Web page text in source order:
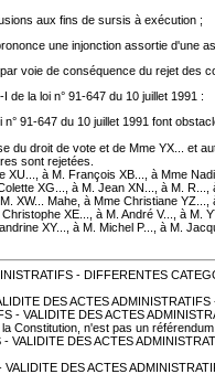
aux fins de sursis à exécution ;
une injonction assortie d'une
voie de conséquence du rejet des
de la loi n° 91-647 du 10 juillet 1991 :
91-647 du 10 juillet 1991 font
du droit de vote et de Mme YX... et
sont rejetées.
à M. François XB..., à Mme
XG..., à M. Jean XN..., à M.
XW... Mahe, à Mme Christiane
XE..., à M. André V..., à
XY..., à M. Michel P..., à M.
- DIFFERENTES
DES ACTES
- VALIDITE DES ACTES
Constitution, n'est pas un référendum.
VALIDITE DES ACTES
DES ACTES